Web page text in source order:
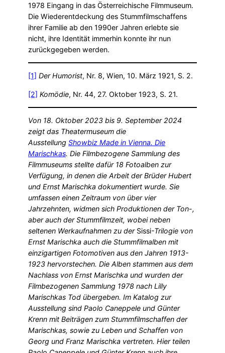
1978 Eingang in das Österreichische Filmmuseum.
Die Wiederentdeckung des Stummfilmschaffens
ihrer Familie ab den 1990er Jahren erlebte sie
nicht, ihre Identität immerhin konnte ihr nun
zurückgegeben werden.
[1] Der Humorist, Nr. 8, Wien, 10. März 1921, S. 2.
[2] Komödie, Nr. 44, 27. Oktober 1923, S. 21.
Von 18. Oktober 2023 bis 9. September 2024
zeigt das Theatermuseum die
Ausstellung Showbiz Made in Vienna. Die
Marischkas. Die Filmbezogene Sammlung des
Filmmuseums stellte dafür 18 Fotoalben zur
Verfügung, in denen die Arbeit der Brüder Hubert
und Ernst Marischka dokumentiert wurde. Sie
umfassen einen Zeitraum von über vier
Jahrzehnten, widmen sich Produktionen der Ton-,
aber auch der Stummfilmzeit, wobei neben
seltenen Werkaufnahmen zu der Sissi-Trilogie von
Ernst Marischka auch die Stummfilmalben mit
einzigartigen Fotomotiven aus den Jahren 1913-
1923 hervorstechen. Die Alben stammen aus dem
Nachlass von Ernst Marischka und wurden der
Filmbezogenen Sammlung 1978 nach Lilly
Marischkas Tod übergeben. Im Katalog zur
Ausstellung sind Paolo Caneppele und Günter
Krenn mit Beiträgen zum Stummfilmschaffen der
Marischkas, sowie zu Leben und Schaffen von
Georg und Franz Marischka vertreten. Hier teilen